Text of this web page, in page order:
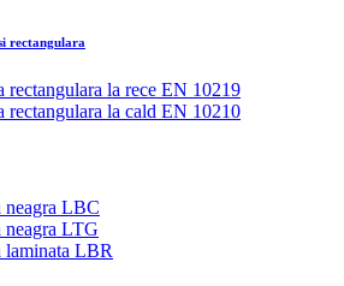
rectangulara
rectangulara la rece EN 10219
rectangulara la cald EN 10210
neagra LBC
neagra LTG
laminata LBR